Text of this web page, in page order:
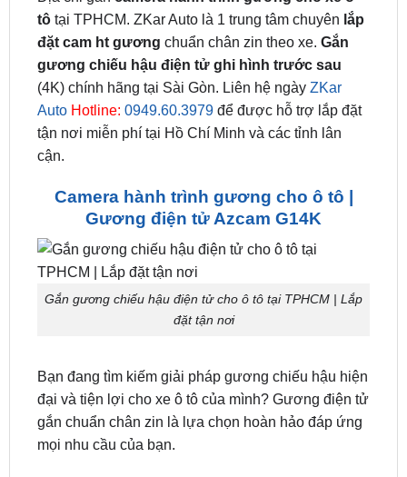
5/5 - (1 bình chọn)
Địa chỉ gắncamera hành trình gương cho xe ô
tôtại TPHCM. ZKar Auto là 1 trung tâm chuyênlắp
đặt cam ht gươngchuẩn chân zin theo xe.Gắn
gương chiếu hậu điện tử ghi hình trước sau
(4K) chính hãng tại Sài Gòn. Liên hệ ngày
tận nơi miễn phí tại Hồ Chí Minh và các tỉnh lân
Camera hành trình gương cho ô tô |
Gương điện tử Azcam G14K
Gắn gương chiếu hậu điện tử cho ô tô tại TPHCM | Lắp
đặt tận nơi
Bạn đang tìm kiếm giải pháp gương chiếu hậu hiện